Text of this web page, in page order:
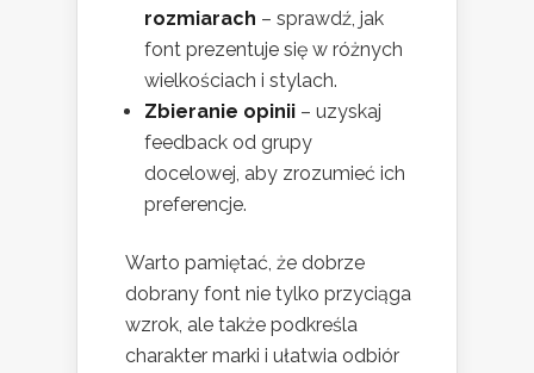
rozmiarach – sprawdź, jak
font prezentuje się w różnych
wielkościach i stylach.
Zbieranie opinii – uzyskaj
feedback od grupy
docelowej, aby zrozumieć ich
preferencje.
Warto pamiętać, że dobrze
dobrany font nie tylko przyciąga
wzrok, ale także podkreśla
charakter marki i ułatwia odbiór